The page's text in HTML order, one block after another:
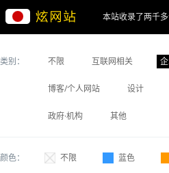
本站收录了两千
类别： 不限 互联网相关
博客/个人网站 设计
政府·机构 其他
颜色： 不限 蓝色